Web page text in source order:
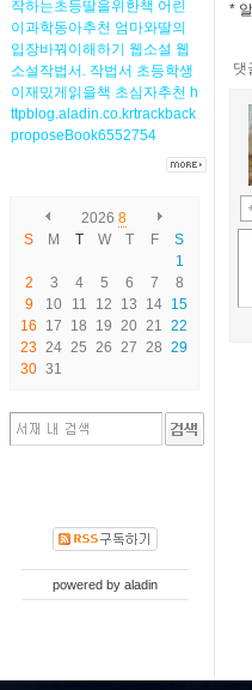
작하는초등딸을위한책 어린
이과학동아추천 엄마와딸의
입장바꿔이해하기 웹소설 웹
소설작법서. 작법서 초등학생
이재밌게읽을책 초심자추천 h
ttpblog.aladin.co.krtrackback
proposeBook6552754
2026 8
S
M T W T F
S
1
2
3 4 5 6 7
8
9
10 11 12 13 14 15
16
17 18 19 20 21 22
23 24 25 26 27 28 29
30 31
powered by aladin
*
댓